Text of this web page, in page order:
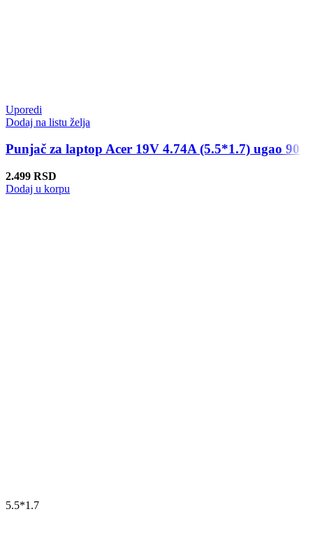
Uporedi
Dodaj na listu želja
Punjač za laptop Acer 19V 4.74A (5.5*1.7) ugao 90
2.499 RSD
Dodaj u korpu
5.5*1.7